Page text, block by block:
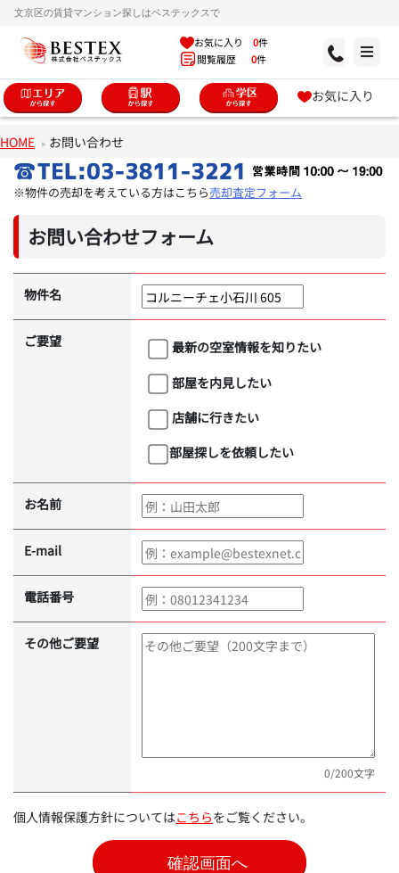
文京区の賃貸マンション探しはベステックスで
お気に入り 0件
閲覧履歴 0件
お気に入り
HOME お問い合わせ
※物件の売却を考えている方はこちら売却査定フォーム
お問い合わせフォーム
物件名
ご要望
最新の空室情報を知りたい
部屋を内見したい
店舗に行きたい
部屋探しを依頼したい
お名前
E-mail
電話番号
その他ご要望
0/200文字
個人情報保護方針についてはこちらをご覧ください。